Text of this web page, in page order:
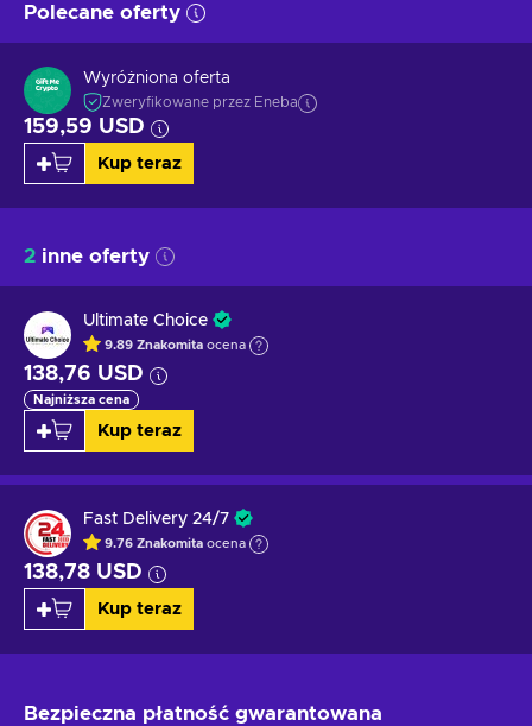
Polecane oferty
Wyróżniona oferta
Zweryfikowane przez Eneba
159,59 USD
Kup teraz
2 inne oferty
Ultimate Choice
9.89 Znakomita ocena
138,76 USD
Najniższa cena
Kup teraz
Fast Delivery 24/7
9.76 Znakomita ocena
138,78 USD
Kup teraz
Bezpieczna płatność gwarantowana